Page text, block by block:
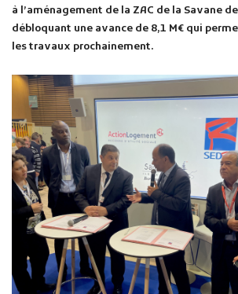
à l’aménagement de la ZAC de la Savane
débloquant une avance de 8,1 M€ qui
les travaux prochainement.